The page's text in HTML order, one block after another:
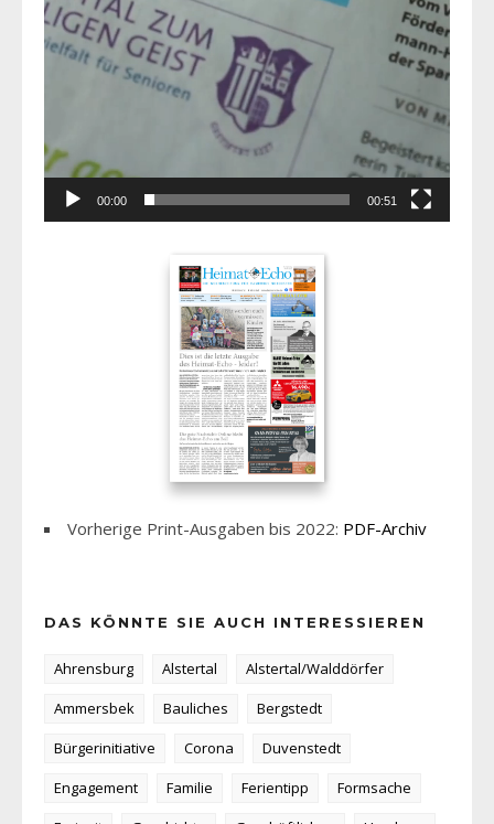
00:00 00:51
Vorherige Print-Ausgaben bis 2022: PDF-Archiv
DAS KÖNNTE SIE AUCH INTERESSIEREN
Ahrensburg Alstertal
Alstertal/Walddörfer
Ammersbek
Bauliches
Bergstedt
Bürgerinitiative
Corona
Duvenstedt
Engagement
Familie Ferientipp
Formsache